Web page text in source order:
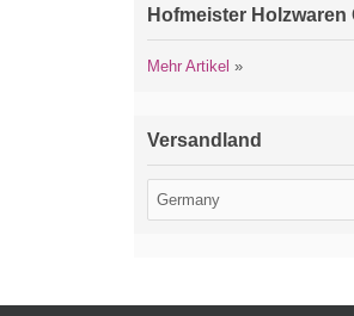
Hofmeister Holzwaren
Mehr Artikel »
Versandland